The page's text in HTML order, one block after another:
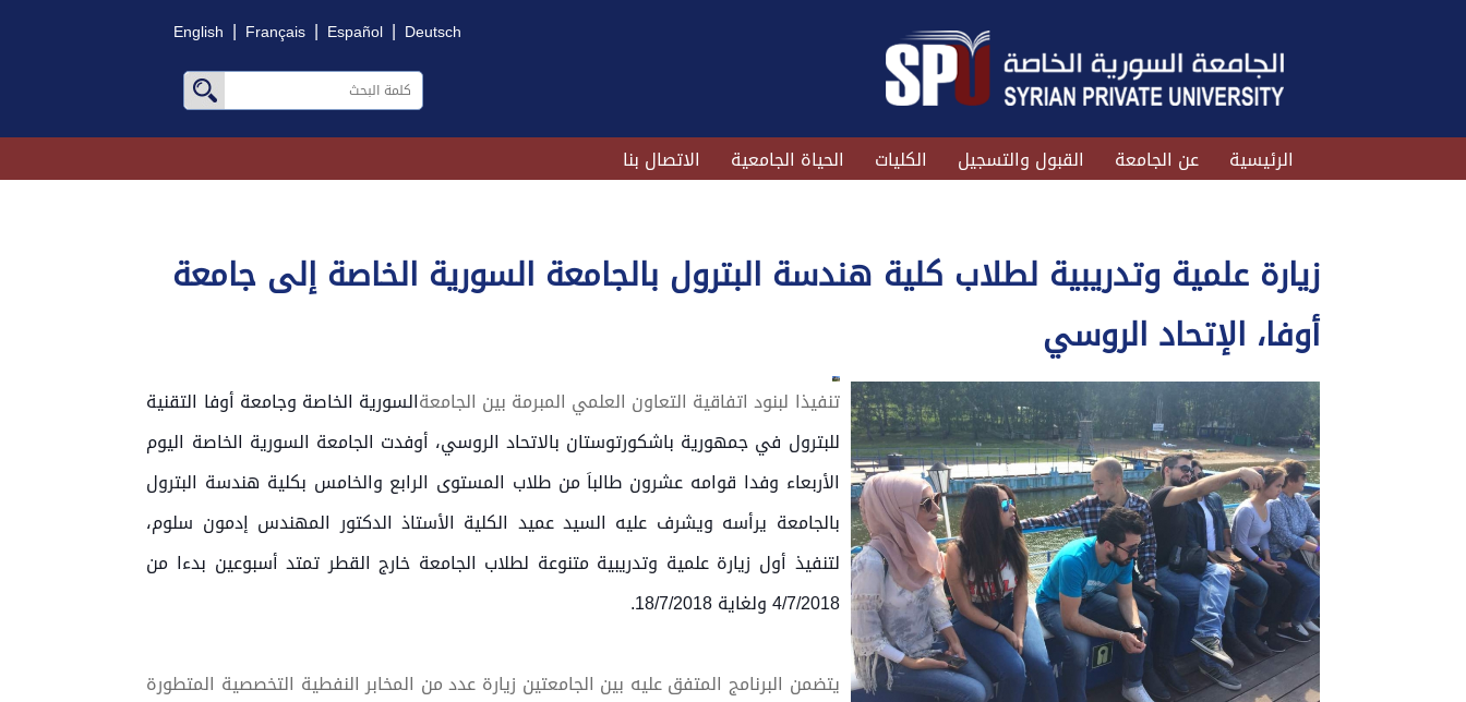
English | Français | Español | Deutsch
الرئيسية عن الجامعة القبول والتسجيل الكليات الحياة الجامعية الاتصال بنا
زيارة علمية وتدريبية لطلاب كلية هندسة البترول بالجامعة السورية الخاصة إلى جامعة
أوفا، الإتحاد الروسي
تنفيذا لبنود اتفاقية التعاون العلمي المبرمة بين الجامعةالسورية الخاصة وجامعة أوفا التقنية
للبترول في جمهورية باشكورتوستان بالاتحاد الروسي، أوفدت الجامعة السورية الخاصة اليوم
الأربعاء وفدا قوامه عشرون طالباَ من طلاب المستوى الرابع والخامس بكلية هندسة البترول
بالجامعة يرأسه ويشرف عليه السيد عميد الكلية الأستاذ الدكتور المهندس إدمون سلوم،
لتنفيذ أول زيارة علمية وتدريبية متنوعة لطلاب الجامعة خارج القطر تمتد أسبوعين بدءا من
4/7/2018 ولغاية 18/7/2018.
يتضمن البرنامج المتفق عليه بين الجامعتين زيارة عدد من المخابر النفطية التخصصية المتطورة